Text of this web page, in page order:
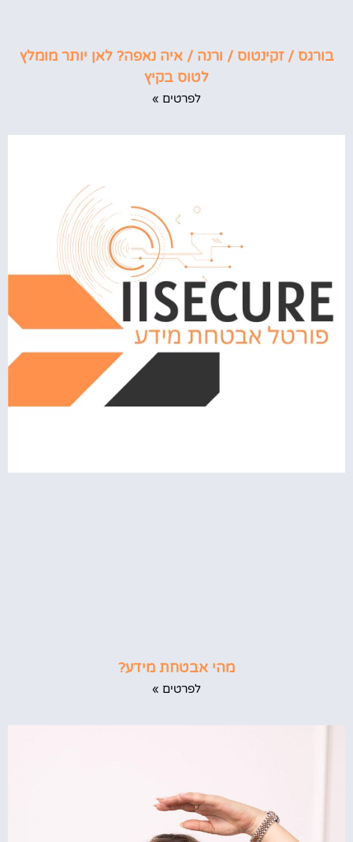
בורגס / זקינטוס / ורנה / איה נאפה? לאן יותר מומלץ
לטוס בקיץ
לפרטים »
מהי אבטחת מידע?
לפרטים »